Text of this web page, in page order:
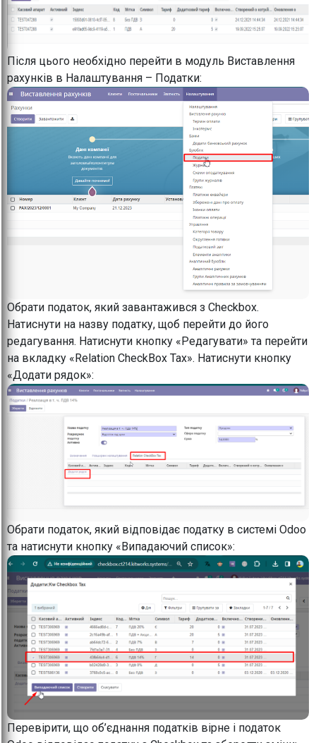
Після цього необхідно перейти в модуль Виставлення
рахунків в Налаштування – Податки:
Обрати податок, який завантажився з Checkbox.
Натиснути на назву податку, щоб перейти до його
редагування. Натиснути кнопку «Редагувати» та перейти
на вкладку «Relation CheckBox Tax». Натиснути кнопку
«Додати рядок»:
Обрати податок, який відповідає податку в системі Odoo
та натиснути кнопку «Випадаючий список»:
Перевірити, що об’єднання податків вірне і податок